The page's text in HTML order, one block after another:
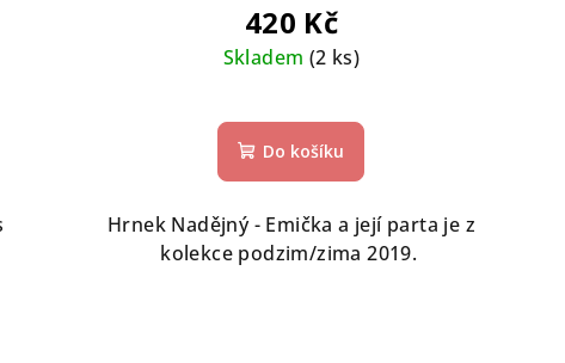
420 Kč
Skladem (2 ks)
Do košíku
Hrnek Nadějný - Emička a její parta je z
kolekce podzim/zima 2019.